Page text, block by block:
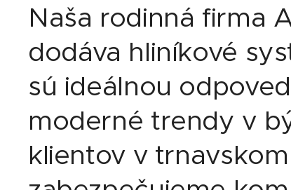
Naša rodinná firma
dodáva hliníkové
sú ideálnou
moderné trendy v
klientov v